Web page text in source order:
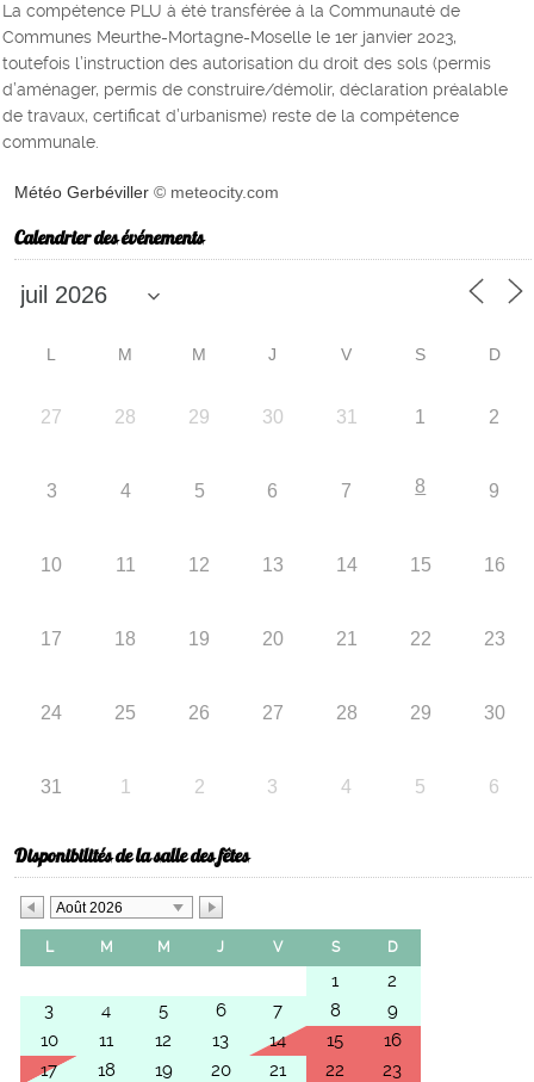
La compétence PLU à été transférée à la Communauté de
Communes Meurthe-Mortagne-Moselle le 1er janvier 2023,
toutefois l’instruction des autorisation du droit des sols (permis
d’aménager, permis de construire/démolir, déclaration préalable
de travaux, certificat d’urbanisme) reste de la compétence
communale.
Météo Gerbéviller © meteocity.com
Calendrier des événements
L M M J V S D
27 28 29 30 31 1 2
3 4 5 6 7 8 9
10 11 12 13 14 15 16
17 18 19 20 21 22 23
24 25 26 27 28 29 30
31 1 2 3 4 5 6
Disponibilités de la salle des fêtes
Août 2026
L M M J V S D
1
2
3
4 5 6 7 8
9
10
11 12 13 14 15
16
17
18 19 20 21 22
23